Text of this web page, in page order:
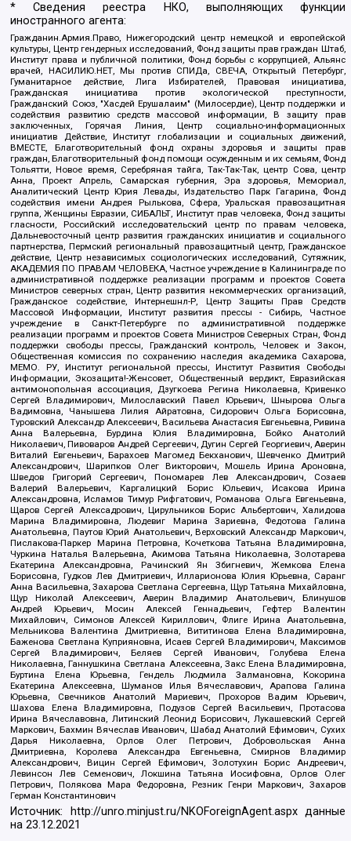
* Сведения реестра НКО, выполняющих функции
иностранного агента:
Гражданин.Армия.Право, Нижегородский центр немецкой и европейской
культуры, Центр гендерных исследований, Фонд защиты прав граждан Штаб,
Институт права и публичной политики, Фонд борьбы с коррупцией, Альянс
врачей, НАСИЛИЮ.НЕТ, Мы против СПИДа, СВЕЧА, Открытый Петербург,
Гуманитарное действие, Лига Избирателей, Правовая инициатива,
Гражданская инициатива против экологической преступности,
Гражданский Союз, "Хасдей Ерушалаим" (Милосердие), Центр поддержки и
содействия развитию средств массовой информации, В защиту прав
заключенных, Горячая Линия, Центр социально-информационных
инициатив Действие, Институт глобализации и социальных движений,
ВМЕСТЕ, Благотворительный фонд охраны здоровья и защиты прав
граждан, Благотворительный фонд помощи осужденным и их семьям, Фонд
Тольятти, Новое время, Серебряная тайга, Так-Так-Так, центр Сова, центр
Анна, Проект Апрель, Самарская губерния, Эра здоровья, Мемориал,
Аналитический Центр Юрия Левады, Издательство Парк Гагарина, Фонд
содействия имени Андрея Рылькова, Сфера, Уральская правозащитная
группа, Женщины Евразии, СИБАЛЬТ, Институт прав человека, Фонд защиты
гласности, Российский исследовательский центр по правам человека,
Дальневосточный центр развития гражданских инициатив и социального
партнерства, Пермский региональный правозащитный центр, Гражданское
действие, Центр независимых социологических исследований, Сутяжник,
АКАДЕМИЯ ПО ПРАВАМ ЧЕЛОВЕКА, Частное учреждение в Калининграде по
административной поддержке реализации программ и проектов Совета
Министров северных стран, Центр развития некоммерческих организаций,
Гражданское содействие, Интернешнл-Р, Центр Защиты Прав Средств
Массовой Информации, Институт развития прессы - Сибирь, Частное
учреждение в Санкт-Петербурге по административной поддержке
реализации программ и проектов Совета Министров Северных Стран, Фонд
поддержки свободы прессы, Гражданский контроль, Человек и Закон,
Общественная комиссия по сохранению наследия академика Сахарова,
МЕМО. РУ, Институт региональной прессы, Институт Развития Свободы
Информации, Экозащита!-Женсовет, Общественный вердикт, Евразийская
антимонопольная ассоциация, Дзугкоева Регина Николаевна, Кривенко
Сергей Владимирович, Милославский Павел Юрьевич, Шнырова Ольга
Вадимовна, Чанышева Лилия Айратовна, Сидорович Ольга Борисовна,
Туровский Александр Алексеевич, Васильева Анастасия Евгеньевна, Ривина
Анна Валерьевна, Бурдина Юлия Владимировна, Бойко Анатолий
Николаевич, Пивоваров Андрей Сергеевич, Дугин Сергей Георгиевич, Аверин
Виталий Евгеньевич, Барахоев Магомед Бекханович, Шевченко Дмитрий
Александрович, Шарипков Олег Викторович, Мошель Ирина Ароновна,
Шведов Григорий Сергеевич, Пономарев Лев Александрович, Созаев
Валерий Валерьевич, Каргалицкий Борис Юльевич, Исакова Ирина
Александровна, Исламов Тимур Рифгатович, Романова Ольга Евгеньевна,
Щаров Сергей Алексадрович, Цирульников Борис Альбертович, Халидова
Марина Владимировна, Людевиг Марина Зариевна, Федотова Галина
Анатольевна, Паутов Юрий Анатольевич, Верховский Александр Маркович,
Пислакова-Паркер Марина Петровна, Кочеткова Татьяна Владимировна,
Чуркина Наталья Валерьевна, Акимова Татьяна Николаевна, Золотарева
Екатерина Александровна, Рачинский Ян Збигневич, Жемкова Елена
Борисовна, Гудков Лев Дмитриевич, Илларионова Юлия Юрьевна, Саранг
Анна Васильевна, Захарова Светлана Сергеевна, Щур Татьяна Михайловна,
Щур Николай Алексеевич, Аверин Владимир Анатольевич, Блинушов
Андрей Юрьевич, Мосин Алексей Геннадьевич, Гефтер Валентин
Михайлович, Симонов Алексей Кириллович, Флиге Ирина Анатольевна,
Мельникова Валентина Дмитриевна, Вититинова Елена Владимировна,
Баженова Светлана Куприяновна, Исаев Сергей Владимирович, Максимов
Сергей Владимирович, Беляев Сергей Иванович, Голубева Елена
Николаевна, Ганнушкина Светлана Алексеевна, Закс Елена Владимировна,
Буртина Елена Юрьевна, Гендель Людмила Залмановна, Кокорина
Екатерина Алексеевна, Шуманов Илья Вячеславович, Арапова Галина
Юрьевна, Свечников Анатолий Мариевич, Прохоров Вадим Юрьевич,
Шахова Елена Владимировна, Подузов Сергей Васильевич, Протасова
Ирина Вячеславовна, Литинский Леонид Борисович, Лукашевский Сергей
Маркович, Бахмин Вячеслав Иванович, Шабад Анатолий Ефимович, Сухих
Дарья Николаевна, Орлов Олег Петрович, Добровольская Анна
Дмитриевна, Королева Александра Евгеньевна, Смирнов Владимир
Александрович, Вицин Сергей Ефимович, Золотухин Борис Андреевич,
Левинсон Лев Семенович, Локшина Татьяна Иосифовна, Орлов Олег
Петрович, Полякова Мара Федоровна, Резник Генри Маркович, Захаров
Герман Константинович
Источник: http://unro.minjust.ru/NKOForeignAgent.aspxданные
на23.12.2021